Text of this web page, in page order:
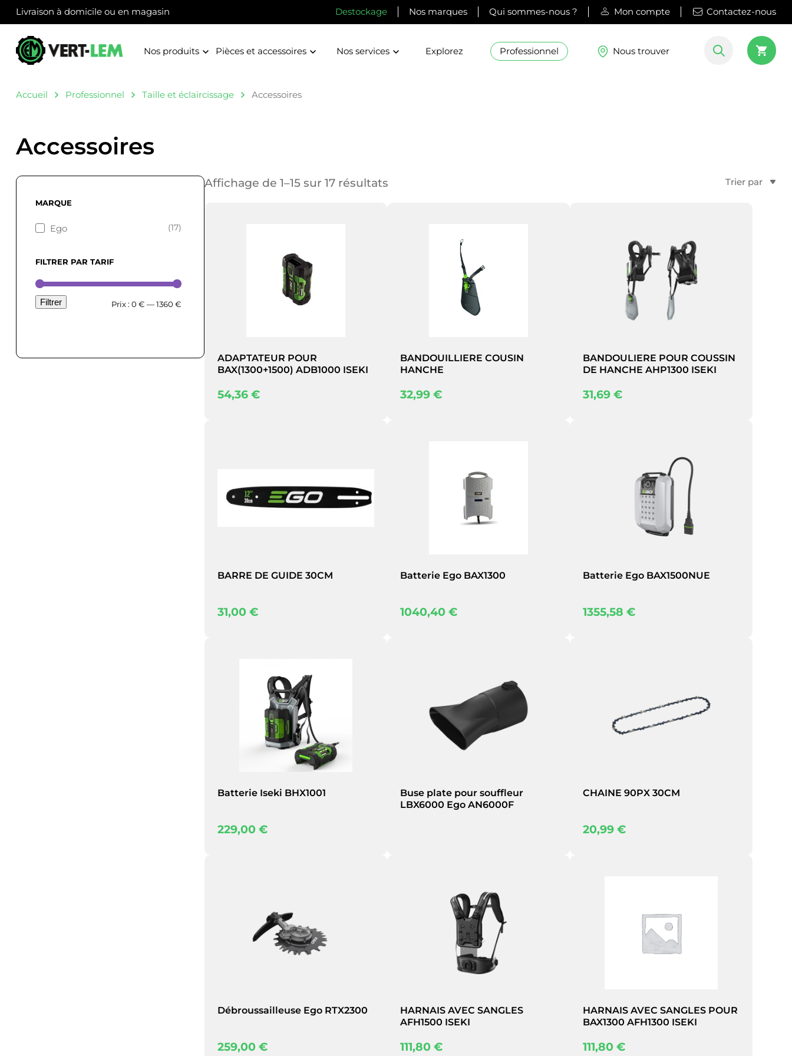
Livraison à domicile ou en magasin Destockage Nos marques Qui sommes-nous ? Mon compte Contactez-nous
Nos produits Pièces et accessoires Nos services Explorez Professionnel Nous trouver
Accueil Professionnel Taille et éclaircissage Accessoires
Accessoires
MARQUE
Ego (17)
FILTRER PAR TARIF
Prix
Prix
Filtrer Prix : 0 € —1360 €
Affichage de 1–15 sur 17 résultats
ADAPTATEUR POUR
BAX(1300+1500) ADB1000 ISEKI
54,36 €
BANDOUILLIERE COUSIN
HANCHE
32,99 €
BANDOULIERE POUR COUSSIN
DE HANCHE AHP1300 ISEKI
31,69 €
BARRE DE GUIDE 30CM
31,00 €
Batterie Ego BAX1300
1040,40 €
Batterie Ego BAX1500NUE
1355,58 €
Batterie Iseki BHX1001
229,00 €
Buse plate pour souffleur
LBX6000 Ego AN6000F
CHAINE 90PX 30CM
20,99 €
Débroussailleuse Ego RTX2300
259,00 €
HARNAIS AVEC SANGLES
AFH1500 ISEKI
111,80 €
HARNAIS AVEC SANGLES POUR
BAX1300 AFH1300 ISEKI
111,80 €